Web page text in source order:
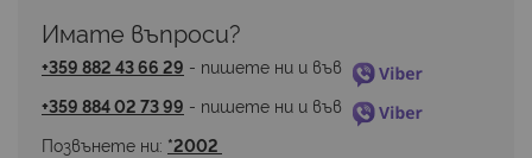
Имате въпроси?
+359 882 43 66 29 - пишете ни и във
+359 884 02 73 99 - пишете ни и във
Позвънете ни: *2002